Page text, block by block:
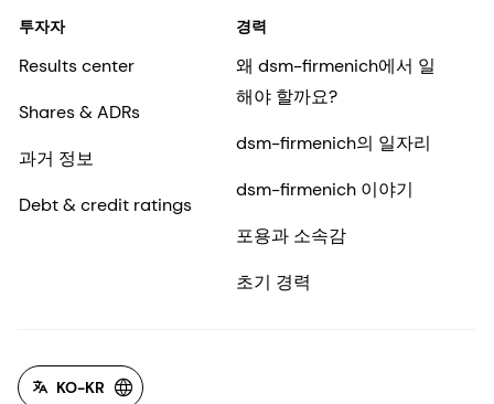
투자자
Results center
Shares & ADRs
과거 정보
Debt & credit ratings
경력
왜 dsm-firmenich에서 일
해야 할까요?
dsm-firmenich의 일자리
dsm-firmenich 이야기
포용과 소속감
초기 경력
KO-KR